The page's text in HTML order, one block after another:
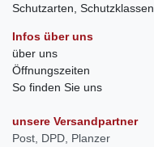
Schutzarten, Schutzklassen
Infos über uns
über uns
Öffnungszeiten
So finden Sie uns
unsere Versandpartner
Post, DPD, Planzer